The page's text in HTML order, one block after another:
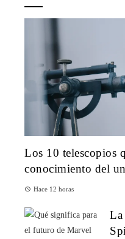
Los 10 telescopios
conocimiento del
Hace 12 horas
La